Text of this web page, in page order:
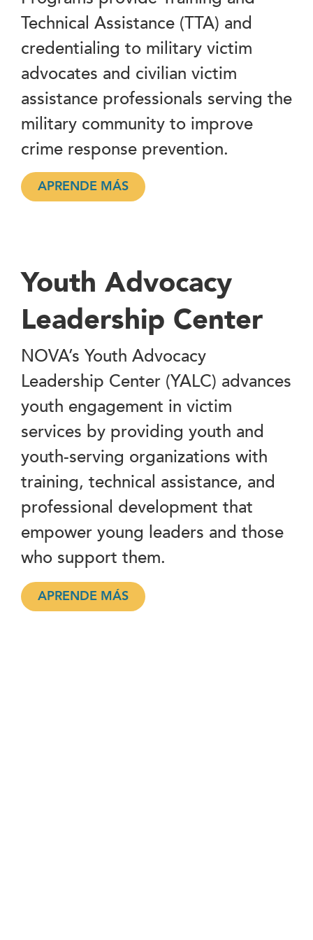
Technical Assistance (TTA) and
credentialing to military victim
advocates and civilian victim
assistance professionals serving the
military community to improve
crime response prevention.
APRENDE MÁS
Youth Advocacy
Leadership Center
NOVA’s Youth Advocacy
Leadership Center (YALC) advances
youth engagement in victim
services by providing youth and
youth-serving organizations with
training, technical assistance, and
professional development that
empower young leaders and those
who support them.
APRENDE MÁS